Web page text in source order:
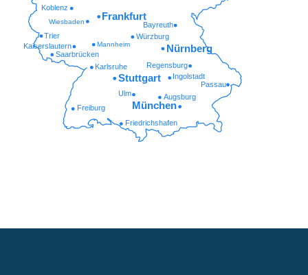
Friedrichshafen
Freiburg
Augsburg
Ulm
Passau
Ingolstadt
Regensburg
Karlsruhe
Saarbrücken
Kaiserslautern Mannheim
Würzburg
Trier
Wiesbaden Bayreuth
Koblenz
München
Stuttgart
Nürnberg
Frankfurt